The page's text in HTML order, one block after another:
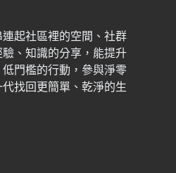
連起社區裡的空間、社群
、知識的分享，能提升
門檻的行動，參與淨零
找回更簡單、乾淨的生